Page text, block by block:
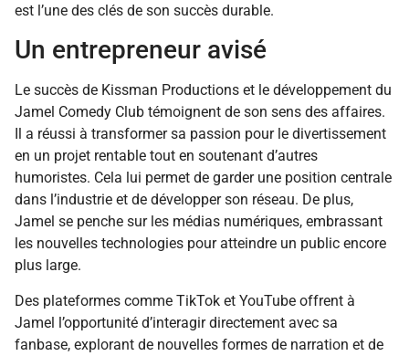
est l’une des clés de son succès durable.
Un entrepreneur avisé
Le succès de Kissman Productions et le développement du
Jamel Comedy Club témoignent de son sens des affaires.
Il a réussi à transformer sa passion pour le divertissement
en un projet rentable tout en soutenant d’autres
humoristes. Cela lui permet de garder une position centrale
dans l’industrie et de développer son réseau. De plus,
Jamel se penche sur les médias numériques, embrassant
les nouvelles technologies pour atteindre un public encore
plus large.
Des plateformes comme TikTok et YouTube offrent à
Jamel l’opportunité d’interagir directement avec sa
fanbase, explorant de nouvelles formes de narration et de